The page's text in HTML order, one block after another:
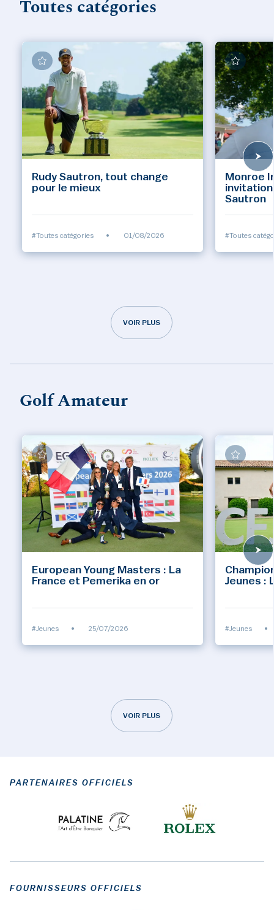
Toutes catégories
Rudy Sautron, tout change
pour le mieux
#Toutes catégories • 01/08/2026
Monroe
invitation
Sautron
#Toutes
VOIR PLUS
Golf Amateur
European Young Masters : La
France et Pemerika en or
#Jeunes • 25/07/2026
Jeunes :
#Jeunes •
VOIR PLUS
PARTENAIRES OFFICIELS
FOURNISSEURS OFFICIELS